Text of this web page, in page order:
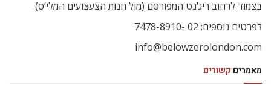
בצמוד לרחוב ריג’נט המפורסם (מול חנות הצעצועים המלי’ס).
לפרטים נוספים: 02 -7478-8910
info@belowzerolondon.com
מאמרים קשורים